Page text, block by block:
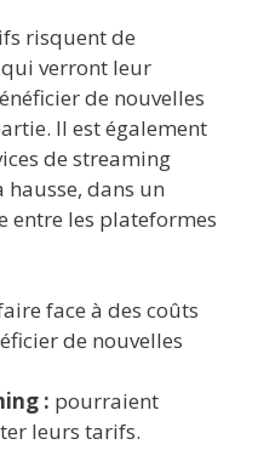
risquent de
verront leur
de nouvelles
Il est également
de streaming
hausse, dans un
entre les plateformes
face à des coûts
de nouvelles
: pourraient
leurs tarifs.